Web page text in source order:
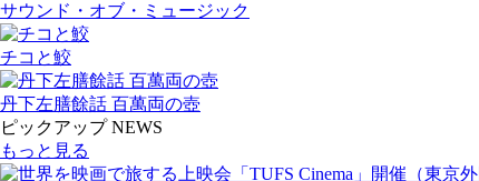
サウンド・オブ・ミュージック
チコと鮫
丹下左膳餘話 百萬両の壺
ピックアップ NEWS
もっと見る